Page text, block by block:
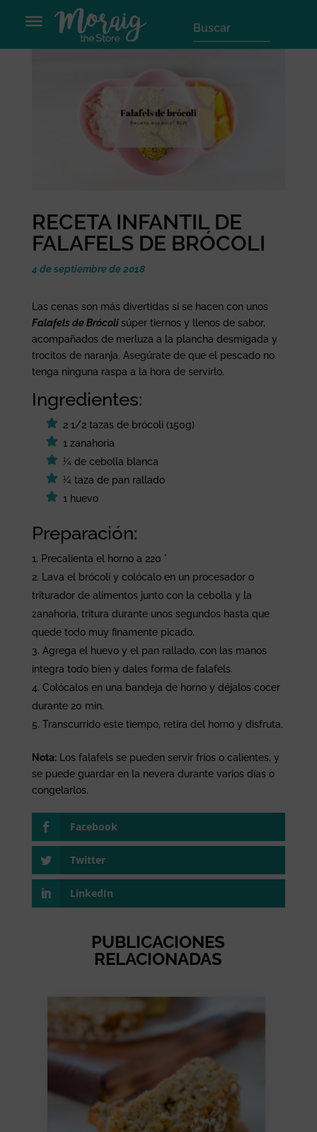
RECETA INFANTIL DE
FALAFELS DE BRÓCOLI
4 de septiembre de 2018
Las cenas son más divertidas si se hacen con unos
Falafels de Brócolisúper tiernos y llenos de sabor,
acompañados de merluza a la plancha desmigada y
trocitos de naranja. Asegúrate de que el pescado no
tenga ninguna raspa a la hora de servirlo.
Ingredientes:
2 1/2 tazas de brócoli (150g)
1 zanahoria
¼ de cebolla blanca
¼ taza de pan rallado
1 huevo
Preparación:
Precalienta el horno a 220 °
Lava el brócoli y colócalo en un procesador o
triturador de alimentos junto con la cebolla y la
zanahoria, tritura durante unos segundos hasta que
quede todo muy finamente picado.
Agrega el huevo y el pan rallado, con las manos
integra todo bien y dales forma de falafels.
Colócalos en una bandeja de horno y déjalos cocer
durante 20 min.
Transcurrido este tiempo, retira del horno y disfruta.
Nota:Los falafels se pueden servir fríos o calientes, y
se puede guardar en la nevera durante varios días o
congelarlos.
Facebook
Twitter
LinkedIn
PUBLICACIONES
RELACIONADAS